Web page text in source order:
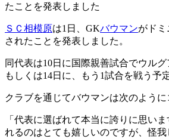
たことを発表しました
ＳＣ相模原は1日、GKバウマンがドミ
されたことを発表しました。
同代表は10日に国際親善試合でウル
もしくは14日に、もう1試合を戦う予
クラブを通じてバウマンは次のように
「代表に選ばれて本当に誇りに思い
れるのはとても嬉しいのですが、怪